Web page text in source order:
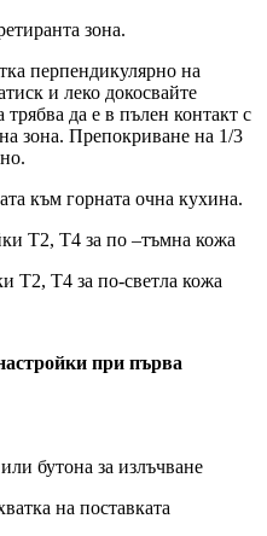
зона.
перпендикулярно на
и леко докосвайте
да е в пълен контакт с
зона. Препокриване на 1/3
към горната очна кухина.
T2, Т4 за по –тъмна кожа
T2, T4 за по-светла кожа
при първа
бутона за излъчване
на поставката